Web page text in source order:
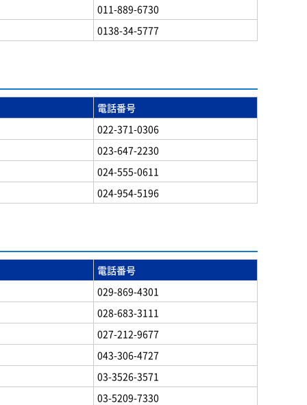
011-889-6730
0138-34-5777
電話番号
022-371-0306
023-647-2230
024-555-0611
024-954-5196
電話番号
029-869-4301
028-683-3111
027-212-9677
043-306-4727
03-3526-3571
03-5209-7330